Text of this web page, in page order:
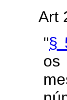
Art
"§
os